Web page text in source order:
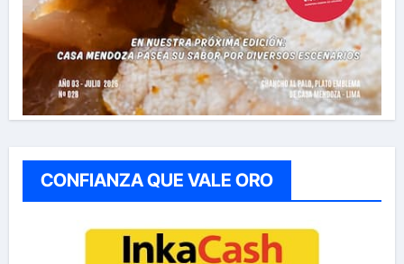
CONFIANZA QUE VALE ORO